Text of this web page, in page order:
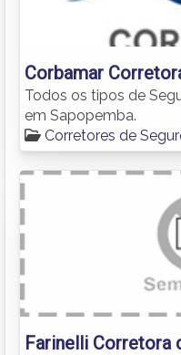
Corbamar
Todos os tipos de
em Sapopemba.
Corretores de
Farinelli Corretora